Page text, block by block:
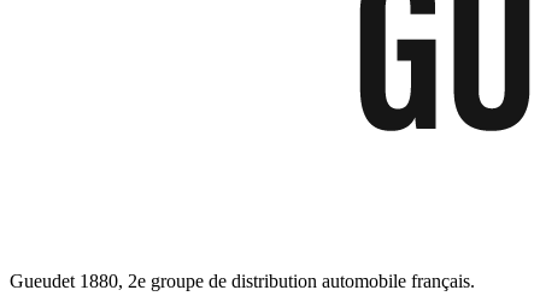
Gueudet 1880, 2e groupe de distribution automobile français.